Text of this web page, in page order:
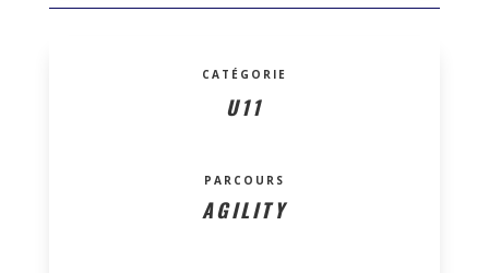
CATÉGORIE
U11
PARCOURS
AGILITY